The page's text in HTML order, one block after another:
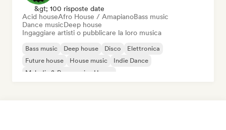
&gt; 100 risposte date
Acid houseAfro House / AmapianoBass music
Dance musicDeep house
Ingaggiare artisti o pubblicare la loro musica
Bass music Deep house Disco
Elettronica
Future house
House music
Indie Dance
Melodic & Progressive House